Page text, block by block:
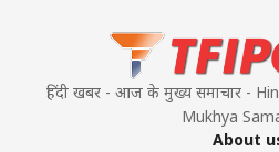
हिंदी खबर - आज के मुख्य समाचार -
Mukhya
About